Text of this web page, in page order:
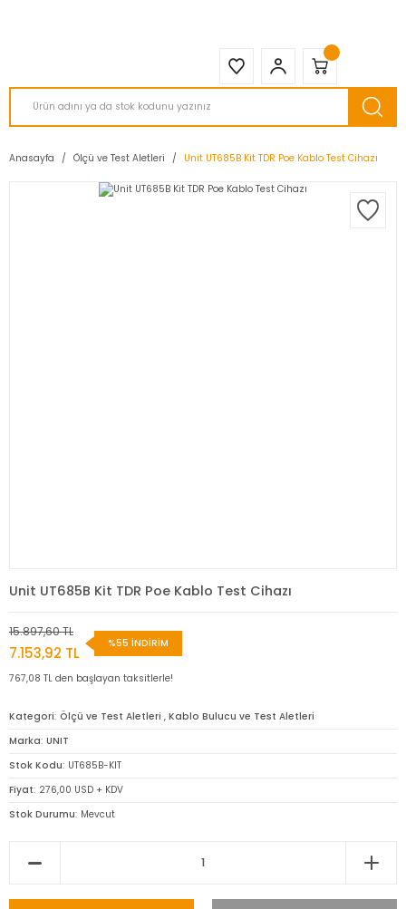
Anasayfa Ölçü ve Test Aletleri Unit UT685B Kit TDR Poe Kablo Test Cihazı
Unit UT685B Kit TDR Poe Kablo Test Cihazı
15.897,60 TL
7.153,92 TL
%55 İNDİRİM
767,08 TL den başlayan taksitlerle!
Kategori Ölçü ve Test Aletleri , Kablo Bulucu ve Test Aletleri
Marka UNIT
Stok Kodu UT685B-KIT
Fiyat 276,00 USD + KDV
Stok Durumu Mevcut